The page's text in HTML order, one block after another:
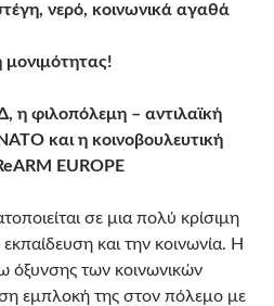
νερό, κοινωνικά αγαθά
μονιμότητας!
η φιλοπόλεμη – αντιλαϊκή
και η κοινοβουλευτική
EUROPE
σε μια πολύ κρίσιμη
και την κοινωνία. Η
όξυνσης των κοινωνικών
εμπλοκή της στον πόλεμο με